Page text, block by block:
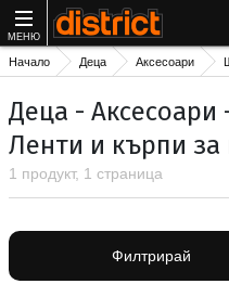
МЕНЮ
Начало Деца Аксесоари
Деца -
Ленти и кърпи за
1 продукт, 1 страница
Филтрирай